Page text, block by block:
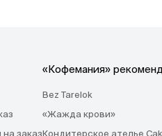
заказ
«Кофемания»
Bez Tarelok
«Жажда крови»
Кондитерское ателье